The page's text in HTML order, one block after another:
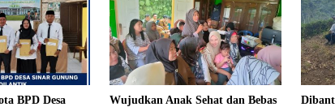
BPD Desa
Wujudkan Anak Sehat dan Bebas